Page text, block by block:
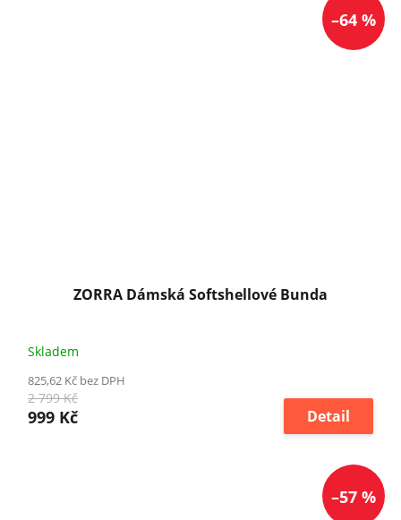
–64 %
ZORRA Dámská Softshellové Bunda
Skladem
825,62 Kč bez DPH
2 799 Kč
999 Kč Detail
–57 %